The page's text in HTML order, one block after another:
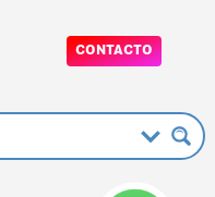
CONTACTO